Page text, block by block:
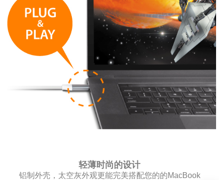
轻薄时尚的设计
铝制外壳，太空灰外观更能完美搭配您的的MacBook